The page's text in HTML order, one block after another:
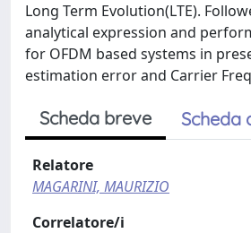
Long Term Evolution(LTE).
analytical expression and
for OFDM based systems in
estimation error and Carrier
Scheda breve Scheda
Relatore
MAGARINI, MAURIZIO
Correlatore/i